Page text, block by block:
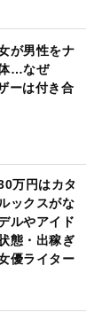
が男性をナ
…なぜ
ーは付き合
万円はカタ
ックスがな
ルやアイド
態・出稼ぎ
優ライター